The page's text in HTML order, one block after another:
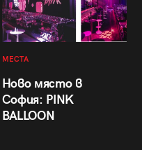
МЕСТА
Ново място в
София: PINK
BALLOON